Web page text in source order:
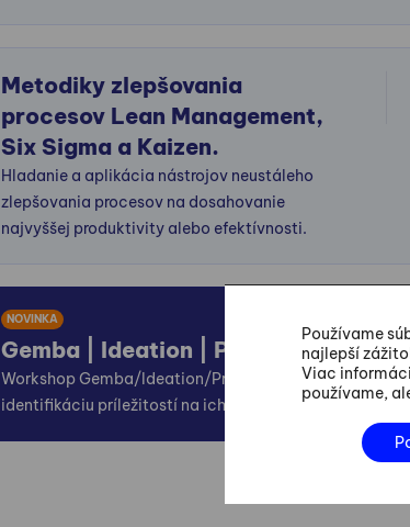
Metodiky zlepšovania
procesov Lean Management,
Six Sigma a Kaizen.
Hladanie a aplikácia nástrojov neustáleho
zlepšovania procesov na dosahovanie
najvyššej produktivity alebo efektívnosti.
NOVINKA
Gemba | Ideation | Process Mining
Workshop Gemba/Ideation/Process Mining umožňuje
identifikáciu príležitostí na ich zlepšenie a zvýšenie
Používame
najlepší
Viac
používame,